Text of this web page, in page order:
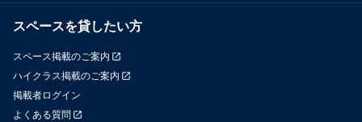
スペースを貸したい方
スペース掲載のご案内
ハイクラス掲載のご案内
掲載者ログイン
よくある質問